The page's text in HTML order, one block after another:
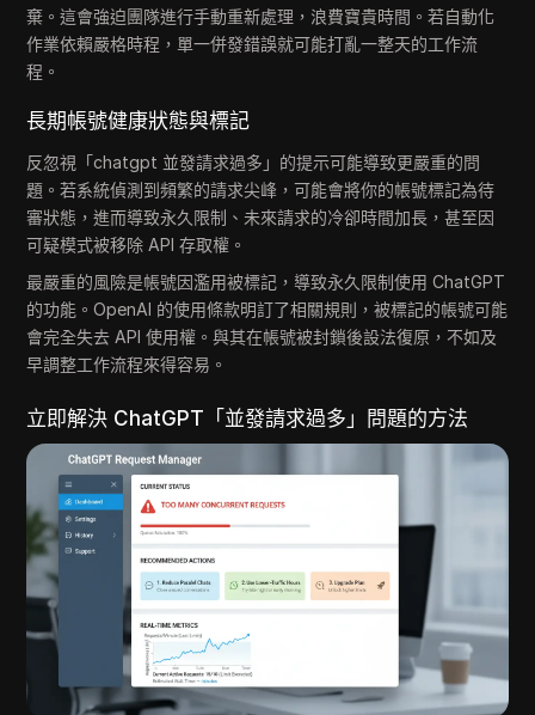
棄。這會強迫團隊進行手動重新處理，浪費寶貴時間。若自動化
作業依賴嚴格時程，單一併發錯誤就可能打亂一整天的工作流
程。
長期帳號健康狀態與標記
反忽視「chatgpt 並發請求過多」的提示可能導致更嚴重的問
題。若系統偵測到頻繁的請求尖峰，可能會將你的帳號標記為待
審狀態，進而導致永久限制、未來請求的冷卻時間加長，甚至因
可疑模式被移除 API 存取權。
最嚴重的風險是帳號因濫用被標記，導致永久限制使用 ChatGPT
的功能。OpenAI 的使用條款明訂了相關規則，被標記的帳號可能
會完全失去 API 使用權。與其在帳號被封鎖後設法復原，不如及
早調整工作流程來得容易。
立即解決 ChatGPT「並發請求過多」問題的方法